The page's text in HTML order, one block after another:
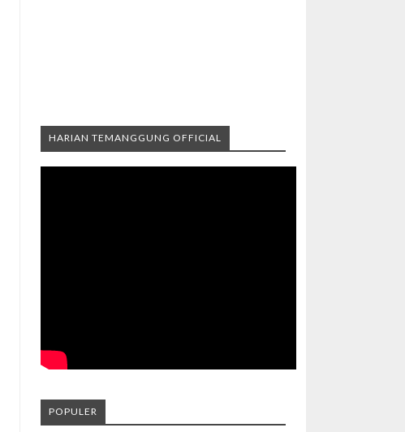
HARIAN TEMANGGUNG OFFICIAL
POPULER